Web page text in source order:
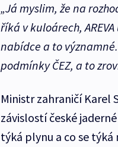
„Já myslim, že na
říká v kuloárech,
nabídce a to
podmínky ČEZ, a to
Ministr zahraničí Karel
závislostí české
týká plynu a co se